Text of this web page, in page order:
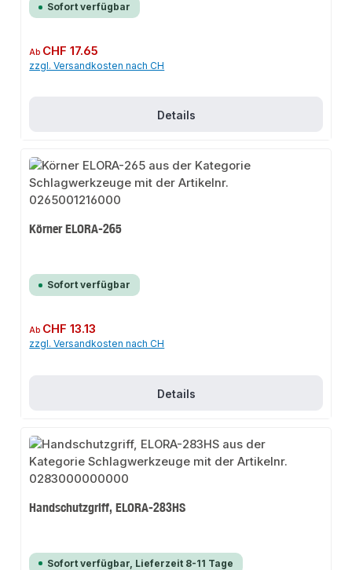
Sofort verfügbar
Regulärer Preis:
Ab CHF 17.65
zzgl. Versandkosten nach CH
Details
Körner ELORA-265
Sofort verfügbar
Regulärer Preis:
Ab CHF 13.13
zzgl. Versandkosten nach CH
Details
Handschutzgriff, ELORA-283HS
Sofort verfügbar, Lieferzeit 8-11 Tage